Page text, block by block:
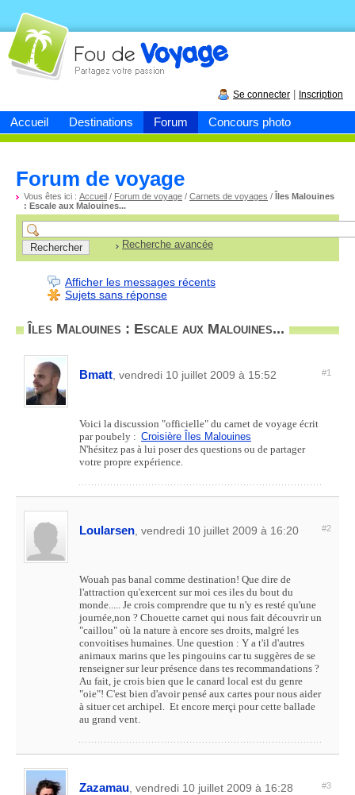
Accueil Destinations Forum Concours photo
Fou devoyage
Se connecter Inscription
Forum de voyage
Vous êtes ici : Accueil / Forum de voyage / Carnets de voyages / Îles Malouines
: Escale aux Malouines...
Recherche avancée
Afficher les messages récents
Sujets sans réponse
Îles Malouines : Escale aux Malouines...
Bmatt , vendredi 10 juillet 2009 à 15:52 #1
Voici la discussion "officielle" du carnet de voyage écrit
par poubely : Croisière Îles Malouines
N'hésitez pas à lui poser des questions ou de partager
votre propre expérience.
Loularsen , vendredi 10 juillet 2009 à 16:20 #2
Wouah pas banal comme destination! Que dire de
l'attraction qu'exercent sur moi ces iles du bout du
monde..... Je crois comprendre que tu n'y es resté qu'une
journée,non ? Chouette carnet qui nous fait découvrir un
"caillou" où la nature à encore ses droits, malgré les
convoitises humaines. Une question : Y a t'il d'autres
animaux marins que les pingouins car tu suggères de se
renseigner sur leur présence dans tes recommandations ?
Au fait, je crois bien que le canard local est du genre
"oie"! C'est bien d'avoir pensé aux cartes pour nous aider
à situer cet archipel. Et encore merçi pour cette ballade
au grand vent.
Zazamau , vendredi 10 juillet 2009 à 16:28 #3